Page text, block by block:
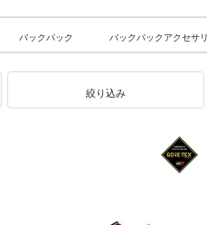
バックパック バックパックアクセサ
絞り込み